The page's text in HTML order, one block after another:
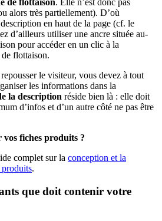
de flottaison. Elle n’est donc pas
alors très partiellement). D’où
en haut de la page (cf. le
d’ailleurs utiliser une ancre située au-
pour accéder en un clic à la
flottaison.
le visiteur, vous devez à tout
les informations dans la
la description réside bien là : elle doit
d’infos et d’un autre côté ne pas être
vos fiches produits ?
complet sur la conception et la
produits.
que doit contenir votre